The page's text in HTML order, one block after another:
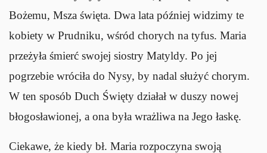
Bożemu, Msza święta. Dwa lata później widzimy te
kobiety w Prudniku, wśród chorych na tyfus. Maria
przeżyła śmierć swojej siostry Matyldy. Po jej
pogrzebie wróciła do Nysy, by nadal służyć chorym.
W ten sposób Duch Święty działał w duszy nowej
błogosławionej, a ona była wrażliwa na Jego łaskę.
Ciekawe, że kiedy bł. Maria rozpoczyna swoją